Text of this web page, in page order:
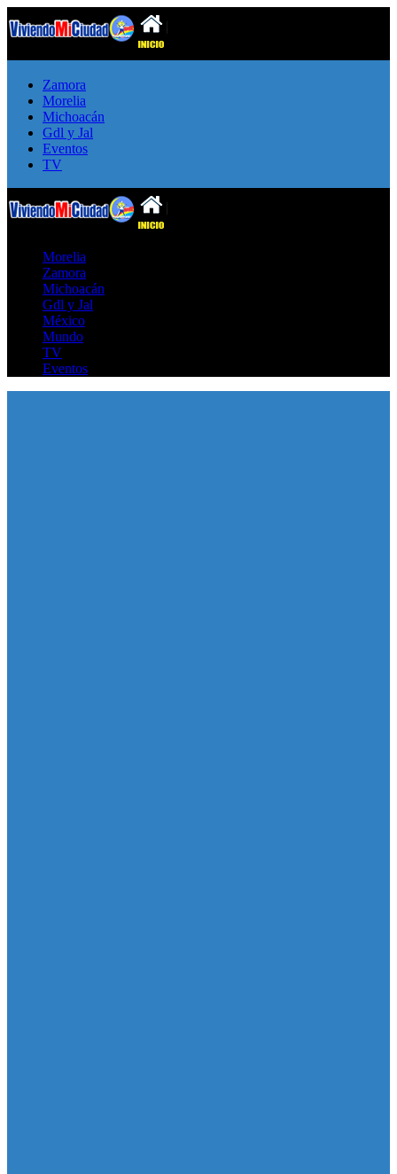
Zamora
Morelia
Michoacán
Gdl y Jal
Eventos
TV
Morelia
Zamora
Michoacán
Gdl y Jal
México
Mundo
TV
Eventos